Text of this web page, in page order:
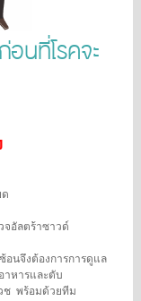
อนที่โรคจะ
จอัลตร้าซาวด์
นจึงต้องการการดูแล
าหารและตับ
ช พร้อมด้วยทีม